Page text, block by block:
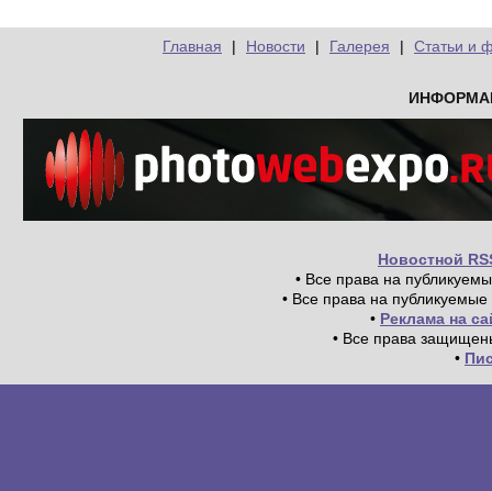
Главная | Новости | Галерея | Статьи и
Новостной
• Все права на
• Все права на
• Реклама на
• Все права
•